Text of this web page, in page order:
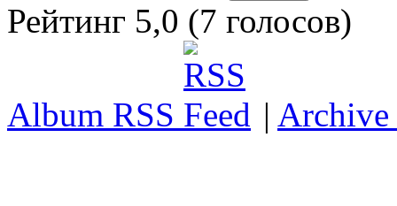
Рейтинг 5,0 (7 голосов)
Album RSS |